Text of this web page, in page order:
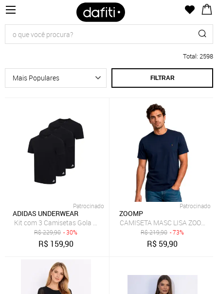
Total: 2598
FILTRAR
Patrocinado
ADIDAS UNDERWEAR
Kit com 3 Camisetas Gola Careca adidas Underwear Preto
R$229,90 - 30%
R$ 159,90
Patrocinado
ZOOMP
CAMISETA MASC LISA ZOOMP
R$219,90 - 73%
R$ 59,90